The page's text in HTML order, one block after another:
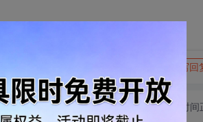
写回
切换为时间